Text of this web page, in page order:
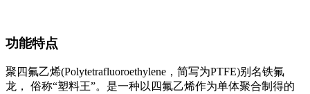
功能特点
聚四氟乙烯(Polytetrafluoroethylene，简写为PTFE)别名铁氟
龙， 俗称“塑料王”。是一种以四氟乙烯作为单体聚合制得的